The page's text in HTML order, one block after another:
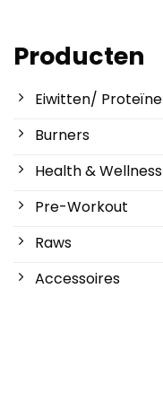
Producten
Eiwitten/ Proteïne
Burners
Health & Wellness
Pre-Workout
Raws
Accessoires